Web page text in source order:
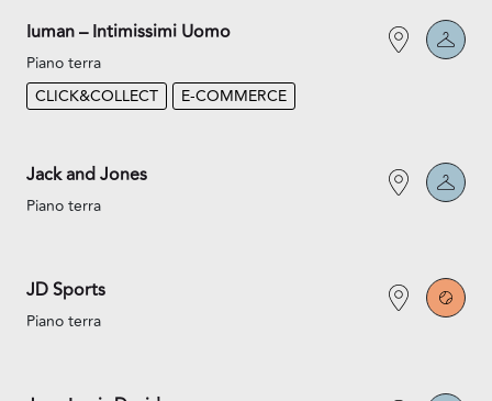
Iuman – Intimissimi Uomo
Piano terra
CLICK&COLLECT
E-COMMERCE
Jack and Jones
Piano terra
JD Sports
Piano terra